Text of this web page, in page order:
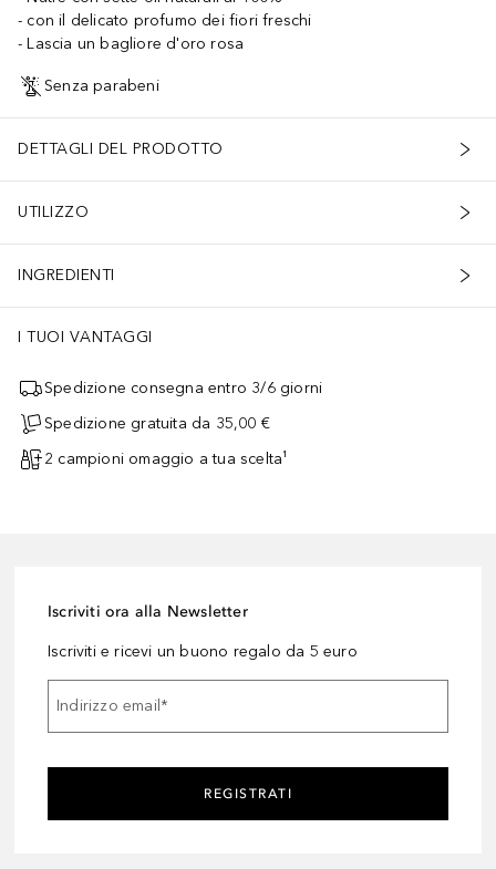
con il delicato profumo dei fiori freschi
Lascia un bagliore d'oro rosa
Senza parabeni
DETTAGLI DEL PRODOTTO
UTILIZZO
INGREDIENTI
I TUOI VANTAGGI
Spedizione consegna entro 3/6 giorni
Spedizione gratuita da 35,00 €
2 campioni omaggio a tua scelta¹
Iscriviti ora alla Newsletter
Iscriviti e ricevi un buono regalo da 5 euro
Indirizzo email*
REGISTRATI